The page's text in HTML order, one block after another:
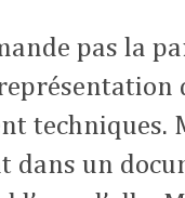
pas la
techniques.
dans un